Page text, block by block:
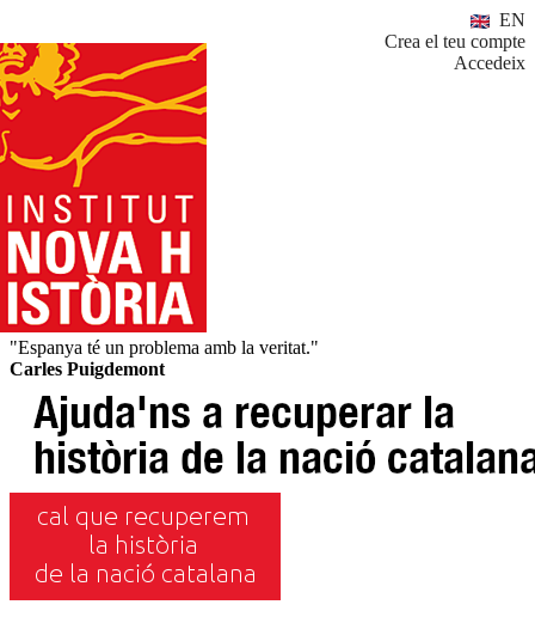
EN
Crea el teu compte
Accedeix
"Espanya té un problema amb la veritat."
Carles Puigdemont